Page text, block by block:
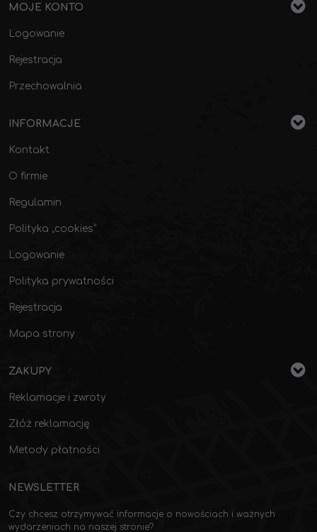
MOJE KONTO
Logowanie
Rejestracja
Przechowalnia
INFORMACJE
Kontakt
O firmie
Regulamin
Polityka „cookies”
Logowanie
Polityka prywatności
Rejestracja
Mapa strony
ZAKUPY
Reklamacje i zwroty
Złóż reklamację
Metody płatności
NEWSLETTER
Czy chcesz otrzymywać informacje o nowościach i ważnych
wydarzeniach na naszej stronie?